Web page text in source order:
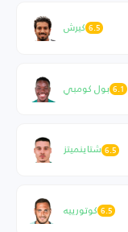
كيرش 6.5
بول كومبي 6.1
شتاينميتز 6.5
كوتورييه 6.5